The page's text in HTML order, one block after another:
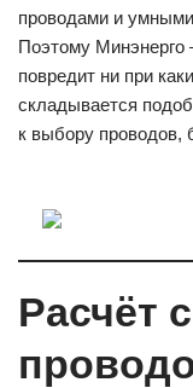
проводами и
Поэтому Минэнерго
повредит ни при
складывается
к выбору проводов,
Расчёт